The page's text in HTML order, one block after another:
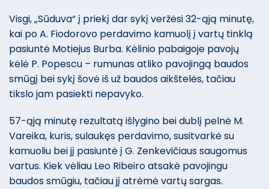
Visgi, „Sūduva“ į priekį dar sykį veržėsi 32-ąją minutę,
kai po A. Fiodorovo perdavimo kamuolį į vartų tinklą
pasiuntė Motiejus Burba. Kėlinio pabaigoje pavojų
kėlė P. Popescu – rumunas atliko pavojingą baudos
smūgį bei sykį šovė iš už baudos aikštelės, tačiau
tikslo jam pasiekti nepavyko.
57-ąją minutę rezultatą išlygino bei dublį pelnė M.
Vareika, kuris, sulaukęs perdavimo, susitvarkė su
kamuoliu bei jį pasiuntė į G. Zenkevičiaus saugomus
vartus. Kiek vėliau Leo Ribeiro atsakė pavojingu
baudos smūgiu, tačiau jį atrėmė vartų sargas.